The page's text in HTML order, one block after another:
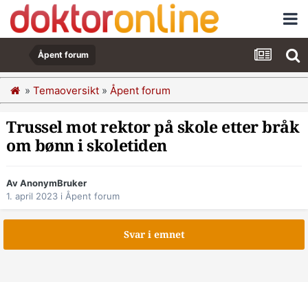
Åpent forum
» Temaoversikt » Åpent forum
Trussel mot rektor på skole etter bråk
om bønn i skoletiden
Av AnonymBruker
1. april 2023 i Åpent forum
Svar i emnet